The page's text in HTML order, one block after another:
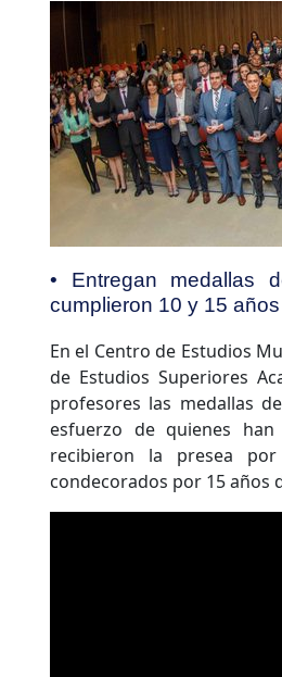
• Entregan medallas
cumplieron 10 y 15
En el Centro de Estudios
de Estudios Superiores
profesores las medallas
esfuerzo de quienes
recibieron la presea
condecorados por 15 años